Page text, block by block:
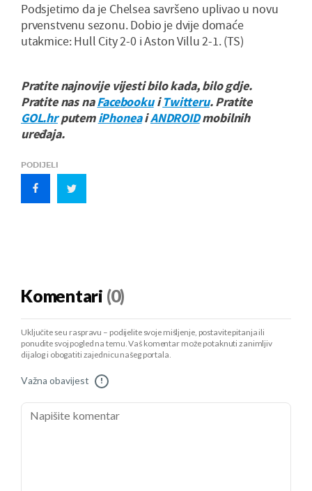
Podsjetimo da je Chelsea savršeno uplivao u novu
prvenstvenu sezonu. Dobio je dvije domaće
utakmice: Hull City 2-0 i Aston Villu 2-1. (TS)
Pratite najnovije vijesti bilo kada, bilo gdje.
Pratite nas naFacebookuiTwitteru. Pratite
GOL.hrputemiPhoneaiANDROIDmobilnih
uređaja.
PODIJELI
Komentari (0)
Uključite se u raspravu – podijelite svoje mišljenje, postavite pitanja ili
ponudite svoj pogled na temu. Vaš komentar može potaknuti zanimljiv
dijalog i obogatiti zajednicu našeg portala.
Važna obavijest !